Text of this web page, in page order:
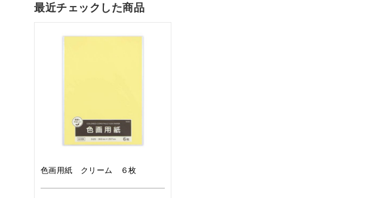
最近チェックした商品
色画用紙 クリーム ６枚